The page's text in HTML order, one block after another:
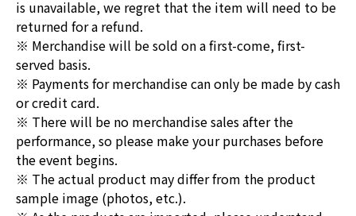
is unavailable, we regret that the item will need to be
returned for a refund.
※ Merchandise will be sold on a first-come, first-
served basis.
※ Payments for merchandise can only be made by cash
or credit card.
※ There will be no merchandise sales after the
performance, so please make your purchases before
the event begins.
※ The actual product may differ from the product
sample image (photos, etc.).